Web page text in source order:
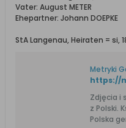
Vater: August METER
Ehepartner: Johann DOEPKE
StA Langenau, Heiraten = si,
Zdjęcia i
z Polski.
Polska